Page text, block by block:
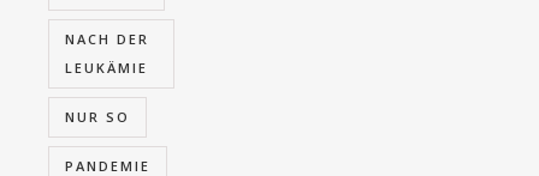
NACH DER
LEUKÄMIE
NUR SO
PANDEMIE